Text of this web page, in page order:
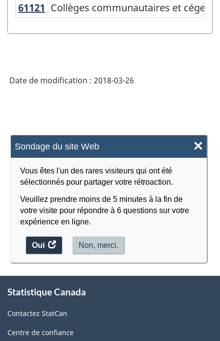
Sondage du site Web ×
Vous êtes l'un des rares visiteurs qui ont été
sélectionnés pour partager votre rétroaction.
Veuillez prendre moins de 5 minutes à la fin de
votre visite pour répondre à 6 questions sur votre
expérience en ligne.
Oui
accéder
au
Non, merci.
Système
industries
Nord
(SCIAN)
2002
Structure
de
classification
61121 Collèges communautaires et
Collèges communautaires et cégeps
Date de modification : 2018-03-26
propos
ce
site
Statistique Canada
Contactez StatCan
Centre de confiance